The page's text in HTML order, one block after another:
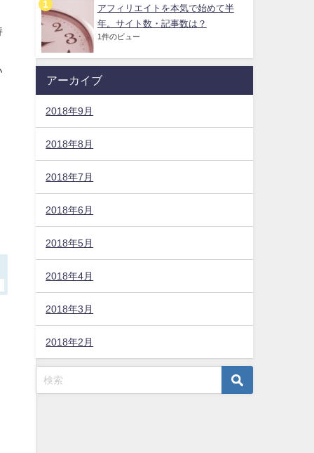
アフィリエイトを本気で始めて半
年。サイト数・記事数は？
1件のビュー
アーカイブ
2018年9月
2018年8月
2018年7月
2018年6月
2018年5月
2018年4月
2018年3月
2018年2月